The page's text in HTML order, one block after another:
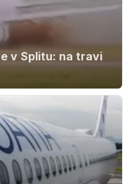
v Splitu: na travi